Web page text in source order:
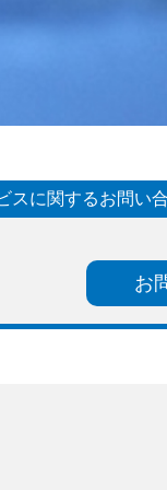
スに関するお問い
お